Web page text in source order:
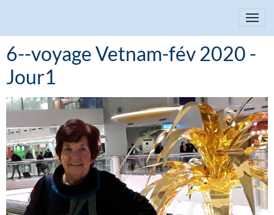
6--voyage Vetnam-fév 2020 -
Jour1